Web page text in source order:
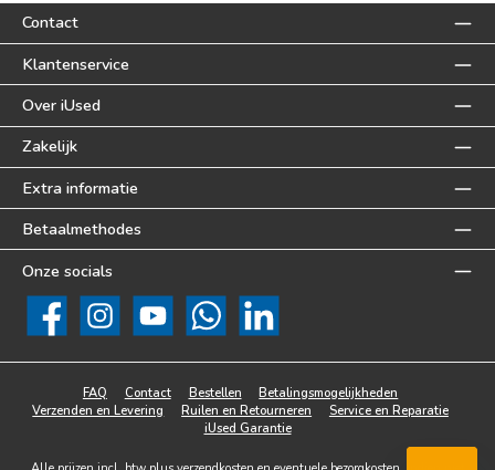
Contact
Klantenservice
Over iUsed
Zakelijk
Extra informatie
Betaalmethodes
Onze socials
Facebook Instagram YouTube WhatsAppLinkedIn
FAQ Contact Bestellen
Betalingsmogelijkheden
Verzenden en Levering
Ruilen en Retourneren
Service en Reparatie
iUsed Garantie